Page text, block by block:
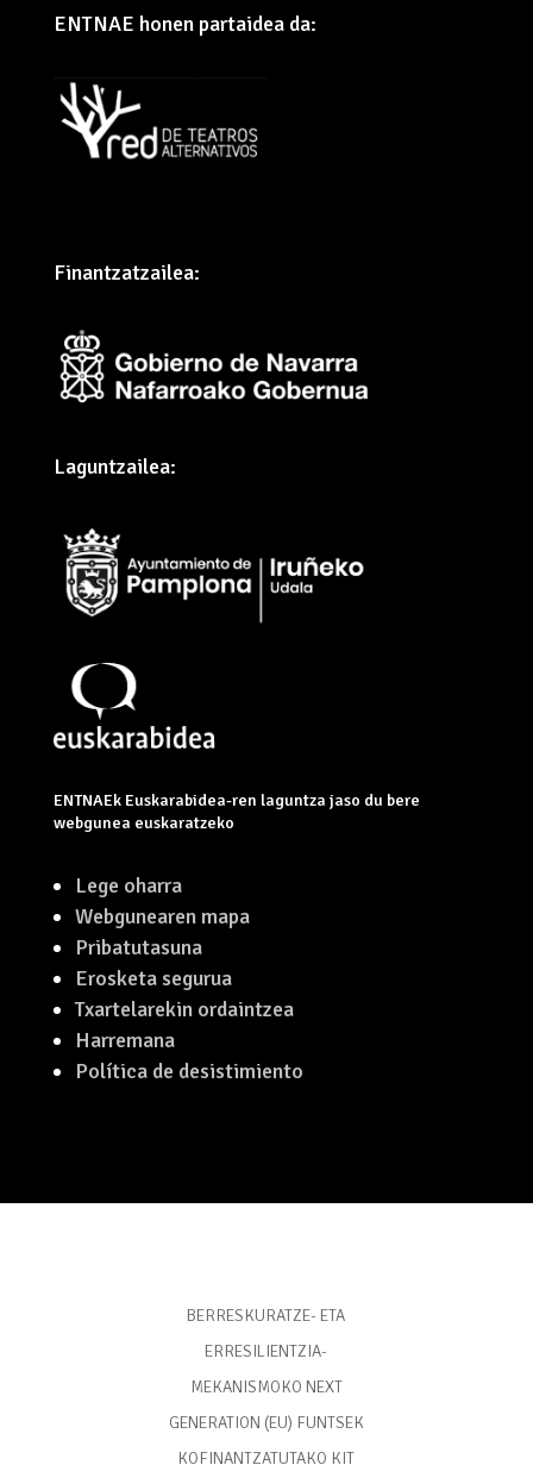
HARPIDETU ENTNAE-REN
LAN ESKAINTZAK
Finantzatzailea:
Laguntzailea:
ENTNAEk Euskarabidea-ren laguntza jaso du bere
webgunea euskaratzeko